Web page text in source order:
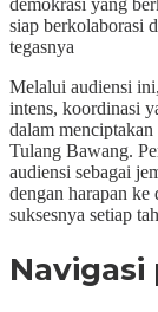
siap berkolaborasi
tegasnya
Melalui audiensi
intens, koordinasi
dalam
Tulang Bawang.
audiensi sebagai
dengan harapan ke
suksesnya setiap
Navigasi